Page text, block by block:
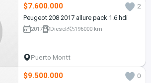
$7.600.000
2
Peugeot 208 2017 allure pack 1.6 hdi
2017 Diesel 196000 km
Puerto Montt
$9.500.000
0